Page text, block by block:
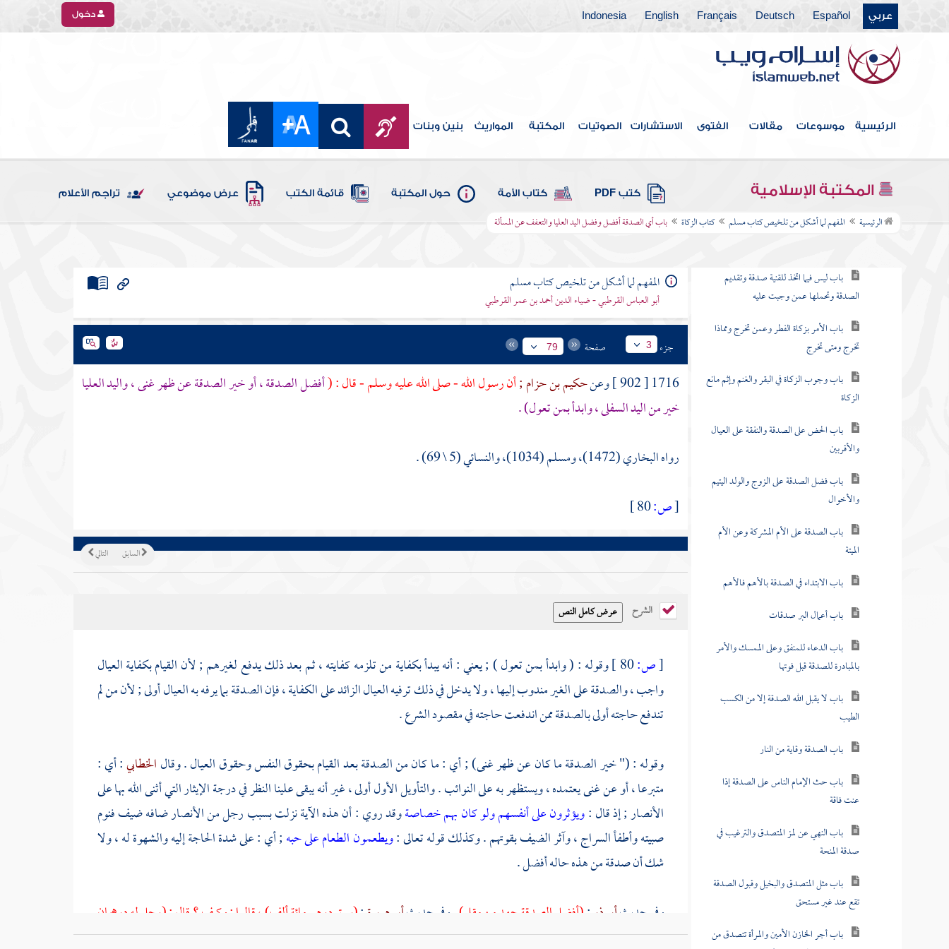
عربي Español
Deutsch
Français
English
Indonesia دخول
الرئيسية موسوعات مقالات الفتوى الاستشارات الصوتيات المكتبة المواريث بنين وبنات
المكتبة الإسلامية كتب PDF كتاب الأمة حول المكتبة قائمة الكتب عرض موضوعي تراجم الأعلام
الرئيسية المفهم لما أشكل من تلخيص كتاب مسلم كتاب الزكاة باب أي الصدقة أفضل وفضل اليد العليا والتعفف عن المسألة
أبواب فضائل القرآن وما يتعلق بها
كتاب الجمعة
أبواب صلاة العيدين
أبواب الاستسقاء
أبواب كسوف الشمس والقمر
كتاب الجنائز
كتاب الزكاة
باب ليس فيما اتخذ للقنية صدقة وتقديم
الصدقة وتحملها عمن وجبت عليه
باب الأمر بزكاة الفطر وعمن تخرج ومماذا
تخرج ومتى تخرج
باب وجوب الزكاة في البقر والغنم وإثم مانع
الزكاة
باب الحض على الصدقة والنفقة على العيال
والأقربين
باب فضل الصدقة على الزوج والولد اليتيم
والأخوال
باب الصدقة على الأم المشركة وعن الأم
الميتة
باب الابتداء في الصدقة بالأهم فالأهم
باب أعمال البر صدقات
باب الدعاء للمنفق وعلى الممسك والأمر
بالمبادرة للصدقة قبل فوتها
باب لا يقبل الله الصدقة إلا من الكسب
الطيب
باب الصدقة وقاية من النار
باب حث الإمام الناس على الصدقة إذا
عنت فاقة
باب النهي عن لمز المتصدق والترغيب في
صدقة المنحة
باب مثل المتصدق والبخيل وقبول الصدقة
تقع عند غير مستحق
باب أجر الخازن الأمين والمرأة تتصدق من
المفهم لما أشكل من تلخيص كتاب مسلم
أبو العباس القرطبي - ضياء الدين أحمد بن عمر القرطبي
جزء 3 صفحة 79
1716 [ 902 ] وعن حكيم بن حزام ;أن رسول الله - صلى الله عليه وسلم - قال : (أفضل الصدقة ، أو خير الصدقة عن ظهر غنى ، واليد العليا
خير من اليد السفلى ، وابدأ بمن تعول) .
رواه البخاري (1472)، ومسلم (1034)، والنسائي (5 \ 69) .
[ص:
التالي السابق
الشرح
[ص:80 ]
وقوله : ( وابدأ بمن تعول ) ; يعني : أنه يبدأ بكفاية من تلزمه كفايته ، ثم بعد ذلك يدفع لغيرهم ; لأن القيام بكفاية العيال
واجب ، والصدقة على الغير مندوب إليها ، ولا يدخل في ذلك ترفيه العيال الزائد على الكفاية ، فإن الصدقة بما يرفه به العيال أولى ; لأن من لم
تندفع حاجته أولى بالصدقة ممن اندفعت حاجته في مقصود الشرع .
وقوله : (" خير الصدقة ما كان عن ظهر غنى) ; أي : ما كان من الصدقة بعد القيام بحقوق النفس وحقوق العيال . وقالالخطابي: أي :
متبرعا ، أو عن غنى يعتمده ، ويستظهر به على النوائب . والتأويل الأول أولى ، غير أنه يبقى علينا النظر في درجة الإيثار التي أثنى الله بها على
الأنصار ; إذ قال :ويؤثرون على أنفسهم ولو كان بهم خصاصةوقد روي : أن هذه الآية نزلت بسبب رجل من الأنصار ضافه ضيف فنوم
صبيته وأطفأ السراج ، وآثر الضيف بقوتهم . وكذلك قوله تعالى :ويطعمون الطعام على حبه; أي : على شدة الحاجة إليه والشهوة له ، ولا
شك أن صدقة من هذه حاله أفضل .
وفي حديثأبي ذر :(أفضل الصدقة جهد من مقل) . وفي حديثأبي هريرة:(سبق درهم مائة ألف) ، قالوا : وكيف ؟ قال : (رجل له درهمان
، فتصدق بأحدهما ، ورجل له مال كثير ، فأخذ من[ص:81 ] عرض ماله مائة ألف فتصدق بها). فقد أفاد مجموع ما ذكرنا : أنصدقة المؤثر